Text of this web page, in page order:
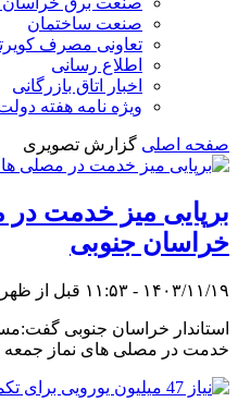
صنعت ساختمان
تعاونی مصرف
اطلاع رسانی
اخبار اتاق بازرگانی
ویژه نامه هفته دولت
صفحه اصلی گزارش تصویری
برپایی میز خدمت
خراسان جنوبی
۱۴۰۳/۱۱/۱۹ - ۱۱:۵۳ قبل از ظهر
استاندار خراسان جنوبی
خدمت در مصلی های نماز